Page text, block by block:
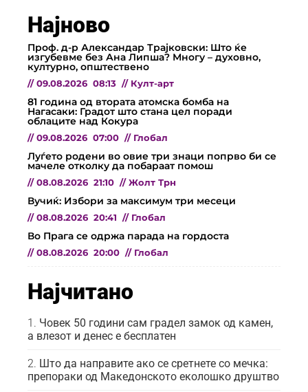
Најново
Проф. д-р Александар Трајковски: Што ќе
изгубевме без Ана Липша? Многу – духовно,
културно, општествено
// 09.08.2026 08:13 // Култ-арт
81 година од втората атомска бомба на
Нагасаки: Градот што стана цел поради
облаците над Кокура
// 09.08.2026 07:00 // Глобал
Луѓето родени во овие три знаци попрво би се
мачеле отколку да побараат помош
// 08.08.2026 21:10 // Жолт Трн
Вучиќ: Избори за максимум три месеци
// 08.08.2026 20:41 // Глобал
Во Прага се одржа парада на гордоста
// 08.08.2026 20:00 // Глобал
Најчитано
Човек 50 години сам градел замок од камен,
а влезот и денес е бесплатен
Што да направите ако се сретнете со мечка:
препораки од Македонското еколошко друштво